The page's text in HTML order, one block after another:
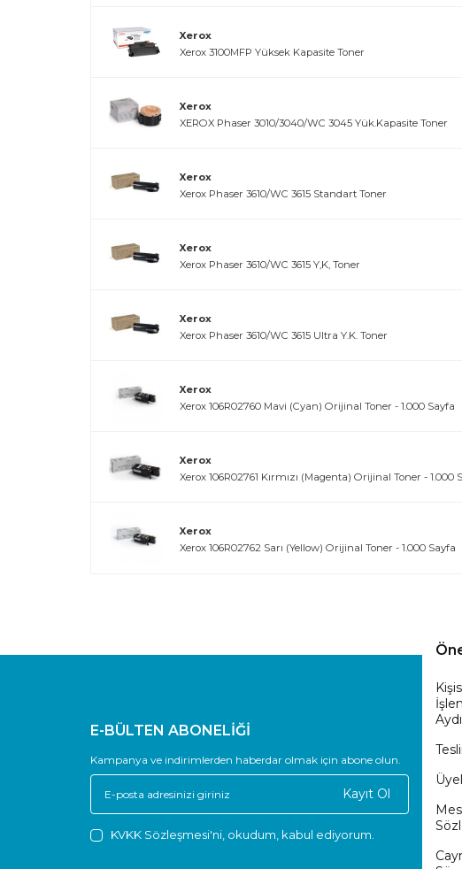
Xerox
Xerox 3100MFP Yüksek Kapasite Toner
Xerox
XEROX Phaser 3010/3040/WC 3045 Yük.Kapasite Toner
Xerox
Xerox Phaser 3610/WC 3615 Standart Toner
Xerox
Xerox Phaser 3610/WC 3615 Y,K, Toner
Xerox
Xerox Phaser 3610/WC 3615 Ultra Y.K. Toner
Xerox
Xerox 106R02760 Mavi (Cyan) Orijinal Toner - 1.000 Sayfa
Xerox
Xerox 106R02761 Kırmızı (Magenta) Orijinal Toner - 1.000
Xerox
Xerox 106R02762 Sarı (Yellow) Orijinal Toner - 1.000 Sayfa
E-BÜLTEN ABONELİĞİ
Kampanya ve indirimlerden haberdar olmak için abone olun.
Kayıt Ol
KVKK Sözleşmesi'ni , okudum, kabul ediyorum.